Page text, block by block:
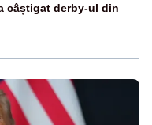
câștigat derby-ul din